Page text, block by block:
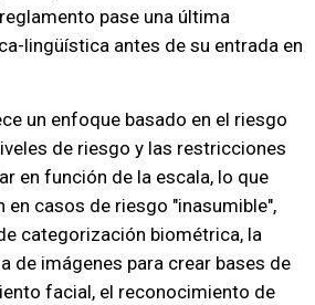
pase una última
lingüística antes de su entrada en
un enfoque basado en el riesgo
de riesgo y las restricciones
en función de la escala, lo que
en casos de riesgo "inasumible",
categorización biométrica, la
de imágenes para crear bases de
facial, el reconocimiento de